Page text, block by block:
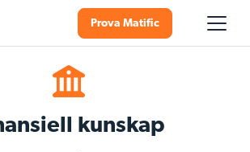
Prova Matific
kunskap